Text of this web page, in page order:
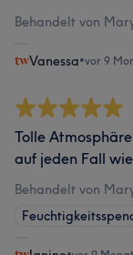
Behandelt von
Vanessa•vor 9
Tolle
auf jeden Fall
Behandelt von